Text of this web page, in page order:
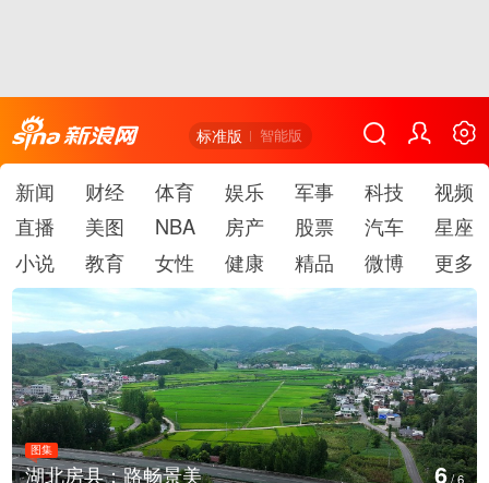
标准版 智能版
新闻 财经 体育 娱乐 军事 科技
视频
直播
美图 NBA 房产 股票 汽车
星座
小说
教育 女性 健康 精品 微博 更多
图集
湖北房县：路畅景美 6/6